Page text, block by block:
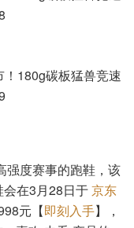
强度赛事的跑鞋，该
在3月28日于京东
元【即刻入手】，